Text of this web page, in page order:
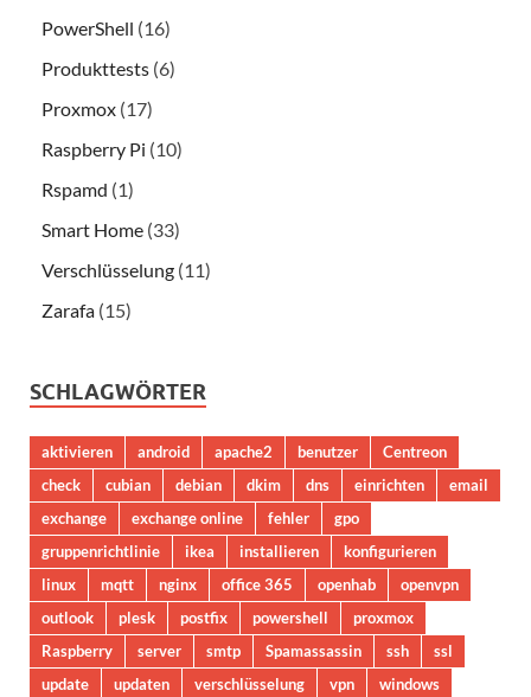
PowerShell (16)
Produkttests (6)
Proxmox (17)
Raspberry Pi (10)
Rspamd (1)
Smart Home (33)
Verschlüsselung (11)
Zarafa (15)
SCHLAGWÖRTER
aktivieren android apache2 benutzer
Centreon
check
cubian debian dkim dns einrichten
email
exchange
exchange online fehler
gpo
gruppenrichtlinie
ikea installieren
konfigurieren
linux
mqtt nginx office 365 openhab
openvpn
outlook
plesk postfix powershell
proxmox
Raspberry
server smtp Spamassassin ssh
ssl
update
updaten verschlüsselung vpn windows